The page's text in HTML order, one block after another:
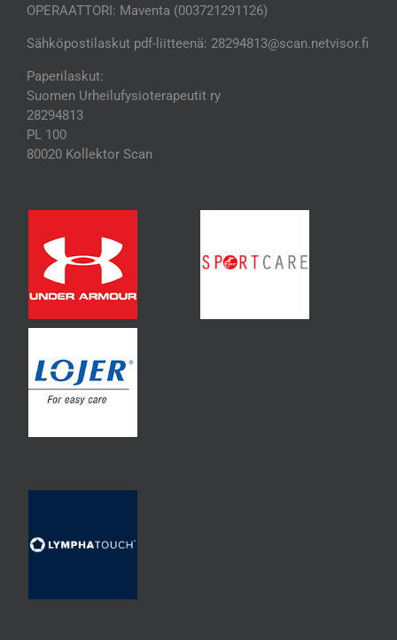
OPERAATTORI: Maventa (003721291126)
Sähköpostilaskut pdf-liitteenä: 28294813@scan.netvisor.fi
Paperilaskut:
Suomen Urheilufysioterapeutit ry
28294813
PL 100
80020 Kollektor Scan